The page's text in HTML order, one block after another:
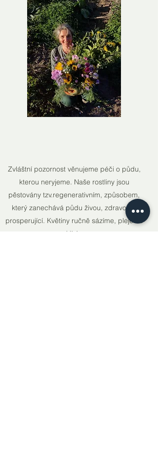
Zvláštní pozornost věnujeme péči o půdu,
kterou neryjeme. Naše rostliny jsou
pěstovány tzv.regenerativním, způsobem,
který zanechává půdu živou, zdravou a
prosperující. Květiny ručně sázíme, plejeme
a sklízíme.